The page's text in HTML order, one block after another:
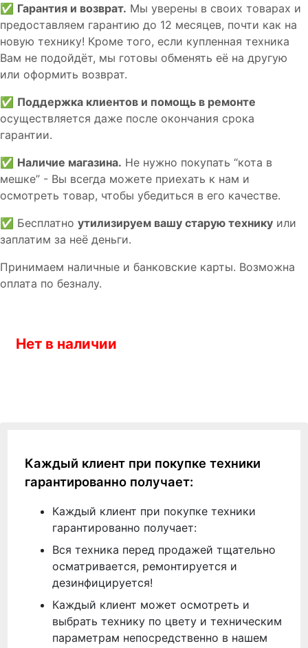
✅ Гарантия и возврат. Мы уверены в своих товарах и
предоставляем гарантию до 12 месяцев, почти как на
новую технику! Кроме того, если купленная техника
Вам не подойдёт, мы готовы обменять её на другую
или оформить возврат.
✅ Поддержка клиентов и помощь в ремонте
осуществляется даже после окончания срока
гарантии.
✅ Наличие магазина. Не нужно покупать “кота в
мешке” - Вы всегда можете приехать к нам и
осмотреть товар, чтобы убедиться в его качестве.
✅ Бесплатно утилизируем вашу старую технику или
заплатим за неё деньги.
Принимаем наличные и банковские карты. Возможна
оплата по безналу.
Нет в наличии
Каждый клиент при покупке техники
гарантированно получает:
Каждый клиент при покупке техники
гарантированно получает:
Вся техника перед продажей тщательно
осматривается, ремонтируется и
дезинфицируется!
Каждый клиент может осмотреть и
выбрать технику по цвету и техническим
параметрам непосредственно в нашем